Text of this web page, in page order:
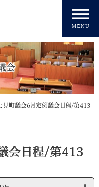
会
見町議会6月定例議会日程/第413
会日程/第413